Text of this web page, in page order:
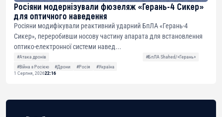
Росіяни модернізували фюзеляж «Герань-4 Сикер»
для оптичного наведення
Росіяни модифікували реактивний ударний БпЛА «Герань-4
Сикер», переробивши носову частину апарата для встановлення
оптико-електронної системи навед...
#Атака дронів
#БпЛА Shahed/«Герань»
#Війна з Росією
#Дрони #Росія
#Україна
1 Серпня, 202622:16